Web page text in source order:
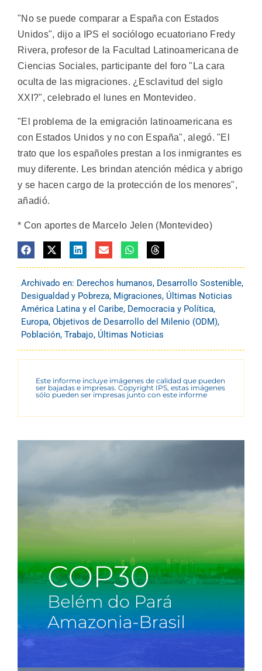
"No se puede comparar a España con Estados
Unidos", dijo a IPS el sociólogo ecuatoriano Fredy
Rivera, profesor de la Facultad Latinoamericana de
Ciencias Sociales, participante del foro "La cara
oculta de las migraciones. ¿Esclavitud del siglo
XXI?", celebrado el lunes en Montevideo.
"El problema de la emigración latinoamericana es
con Estados Unidos y no con España", alegó. "El
trato que los españoles prestan a los inmigrantes es
muy diferente. Les brindan atención médica y abrigo
y se hacen cargo de la protección de los menores",
añadió.
* Con aportes de Marcelo Jelen (Montevideo)
Archivado en: Derechos humanos, Desarrollo Sostenible,
Desigualdad y Pobreza, Migraciones, Últimas Noticias
América Latina y el Caribe, Democracia y Política,
Europa, Objetivos de Desarrollo del Milenio (ODM),
Población, Trabajo, Últimas Noticias
Este informe incluye imágenes de calidad que pueden
ser bajadas e impresas. Copyright IPS, estas imágenes
sólo pueden ser impresas junto con este informe